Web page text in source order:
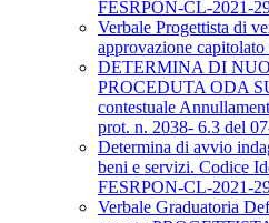
FESRPON-CL-2021-
Verbale Progettista di
approvazione capitolato
DETERMINA DI
PROCEDUTA ODA
contestuale
prot. n. 2038- 6.3 del
Determina di avvio
beni e servizi. Codice
FESRPON-CL-2021-
Verbale Graduatoria